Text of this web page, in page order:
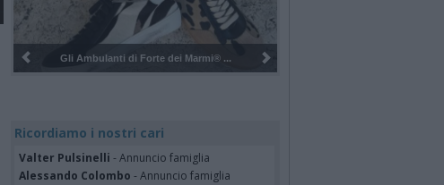
Pulizia del bosco del Rugareto a ...
Ricordiamo i nostri cari
Valter Pulsinelli - Annuncio famiglia
Alessando Colombo - Annuncio famiglia